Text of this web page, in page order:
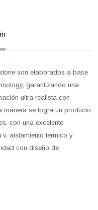
son elaborados a base
garantizando una
ultra realista con
manera se logra un producto
con una excelente
aislamiento térmico y
con diseño de